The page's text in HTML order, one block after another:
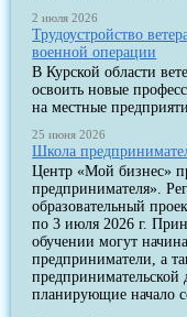
2 июля 2026
Трудоустройство
военной операции
В Курской области
освоить новые
на местные
25 июня 2026
Школа
Центр «Мой бизнес»
предпринимателя».
образовательный
по 3 июля 2026 г.
обучении могут
предприниматели, а
предпринимательской
планирующие начало